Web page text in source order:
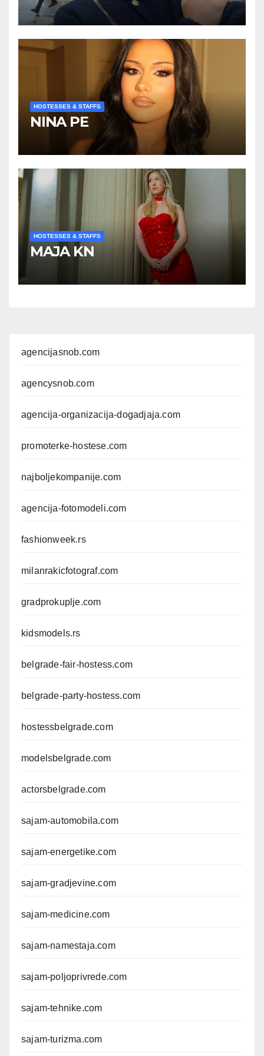
HOSTESSES & STAFFS
NINA PE
HOSTESSES & STAFFS
MAJA KN
agencijasnob.com
agencysnob.com
agencija-organizacija-dogadjaja.com
promoterke-hostese.com
najboljekompanije.com
agencija-fotomodeli.com
fashionweek.rs
milanrakicfotograf.com
gradprokuplje.com
kidsmodels.rs
belgrade-fair-hostess.com
belgrade-party-hostess.com
hostessbelgrade.com
modelsbelgrade.com
actorsbelgrade.com
sajam-automobila.com
sajam-energetike.com
sajam-gradjevine.com
sajam-medicine.com
sajam-namestaja.com
sajam-poljoprivrede.com
sajam-tehnike.com
sajam-turizma.com